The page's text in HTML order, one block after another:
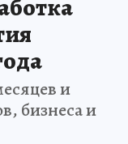
и
бизнеса и